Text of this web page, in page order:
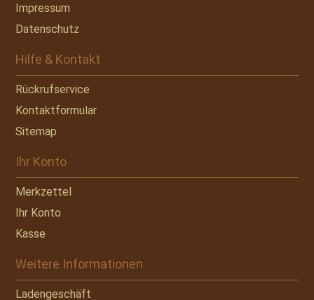
Impressum
Datenschutz
Hilfe & Kontakt
Rückrufservice
Kontaktformular
Sitemap
Ihr Konto
Merkzettel
Ihr Konto
Kasse
Weitere Informationen
Ladengeschäft